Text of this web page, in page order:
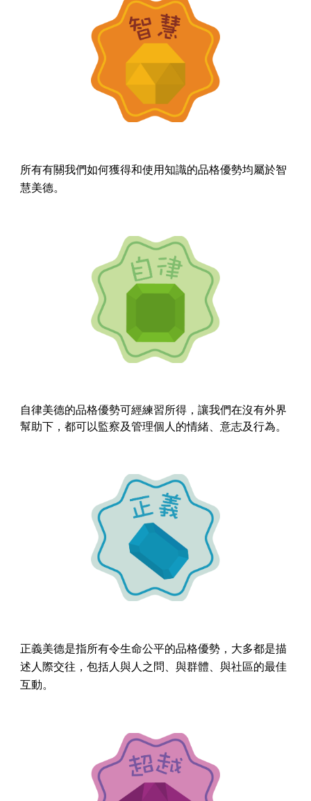
所有有關我們如何獲得和使用知識的品格優勢均屬於智
慧美德。
自律美德的品格優勢可經練習所得，讓我們在沒有外界
幫助下，都可以監察及管理個人的情緒、意志及行為。
正義美德是指所有令生命公平的品格優勢，大多都是描
述人際交往，包括人與人之問、與群體、與社區的最佳
互動。